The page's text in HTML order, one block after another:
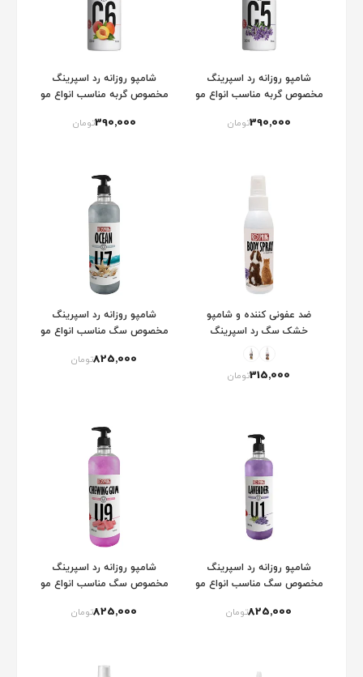
شامپو روزانه رد اسپرینگ
مخصوص گربه مناسب انواع مو
390٬000تومان
شامپو روزانه رد اسپرینگ
مخصوص گربه مناسب انواع مو
390٬000تومان
ضد عفونی کننده و شامپو
خشک سگ رد اسپرینگ
315٬000تومان
شامپو روزانه رد اسپرینگ
مخصوص سگ مناسب انواع مو
825٬000تومان
شامپو روزانه رد اسپرینگ
مخصوص سگ مناسب انواع مو
825٬000تومان
شامپو روزانه رد اسپرینگ
مخصوص سگ مناسب انواع مو
825٬000تومان